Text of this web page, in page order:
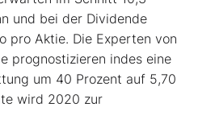
und bei der Dividende
pro Aktie. Die Experten von
prognostizieren indes eine
um 40 Prozent auf 5,70
wird 2020 zur